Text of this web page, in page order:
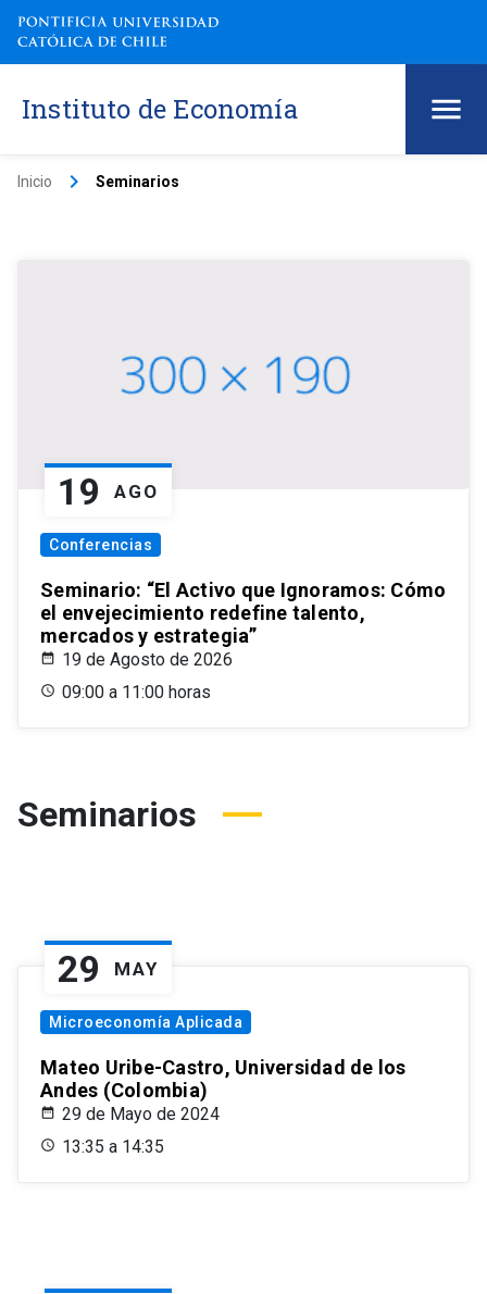
Instituto de Economía
Inicio keyboard_arrow_right Seminarios
19 AGO
Conferencias
Seminario: “El Activo que Ignoramos: Cómo
el envejecimiento redefine talento,
mercados y estrategia”
19 de Agosto de 2026
09:00 a 11:00 horas
Seminarios
29 MAY
Microeconomía Aplicada
Mateo Uribe-Castro, Universidad de los
Andes (Colombia)
29 de Mayo de 2024
13:35 a 14:35